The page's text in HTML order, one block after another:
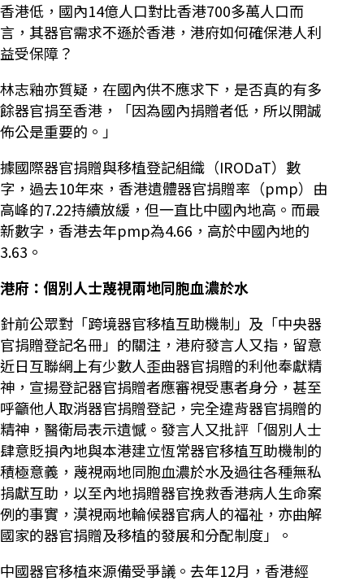
香港低，國內14億人口對比香港700多萬人口而
言，其器官需求不遜於香港，港府如何確保港人利
益受保障？
林志釉亦質疑，在國內供不應求下，是否真的有多
餘器官捐至香港，「因為國內捐贈者低，所以開誠
佈公是重要的。」
據國際器官捐贈與移植登記組織（IRODaT）數
字，過去10年來，香港遺體器官捐贈率（pmp）由
高峰的7.22持續放緩，但一直比中國內地高。而最
新數字，香港去年pmp為4.66，高於中國內地的
3.63。
港府：個別人士蔑視兩地同胞血濃於水
針前公眾對「跨境器官移植互助機制」及「中央器
官捐贈登記名冊」的關注，港府發言人又指，留意
近日互聯網上有少數人歪曲器官捐贈的利他奉獻精
神，宣揚登記器官捐贈者應審視受惠者身分，甚至
呼籲他人取消器官捐贈登記，完全違背器官捐贈的
精神，醫衛局表示遺憾。發言人又批評「個別人士
肆意貶損內地與本港建立恆常器官移植互助機制的
積極意義，蔑視兩地同胞血濃於水及過往各種無私
捐獻互助，以至內地捐贈器官挽救香港病人生命案
例的事實，漠視兩地輪候器官病人的福祉，亦曲解
國家的器官捐贈及移植的發展和分配制度」。
中國器官移植來源備受爭議。去年12月，香港經